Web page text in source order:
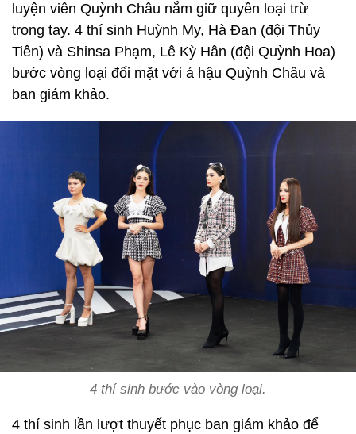
luyện viên Quỳnh Châu nắm giữ quyền loại trừ
trong tay. 4 thí sinh Huỳnh My, Hà Đan (đội Thủy
Tiên) và Shinsa Phạm, Lê Kỳ Hân (đội Quỳnh Hoa)
bước vòng loại đối mặt với á hậu Quỳnh Châu và
ban giám khảo.
4 thí sinh bước vào vòng loại.
4 thí sinh lần lượt thuyết phục ban giám khảo để